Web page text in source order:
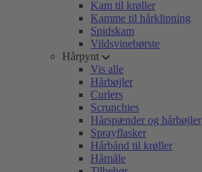
Kam til krøller
Kamme til hårklipning
Spidskam
Vildsvinebørste
Hårpynt
Vis alle
Hårbøjler
Curlers
Scrunchies
Hårspænder og hårbøjler
Sprayflasker
Hårbånd til krøller
Hårnåle